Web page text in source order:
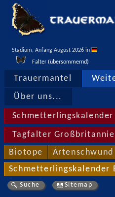
Stadium, Anfang August 2026 in
Falter (übersommernd)
Trauermantel
Über uns...
Schmetterlingskalender
Tagfalter
Biotope Artenschwund
Schmetterlingskalender
Suche Sitemap